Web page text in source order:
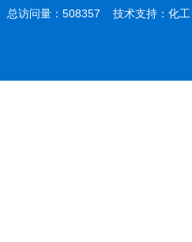
总访问量：508357 技术支持： 化工